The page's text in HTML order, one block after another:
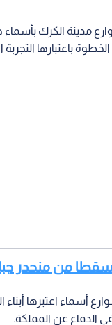
مدينة الكرك
باعتبارها
سقطا من منحدر
أسماء اعتبرها
الدفاع عن المملكة.